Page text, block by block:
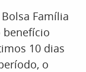
Família
benefício
10 dias
o